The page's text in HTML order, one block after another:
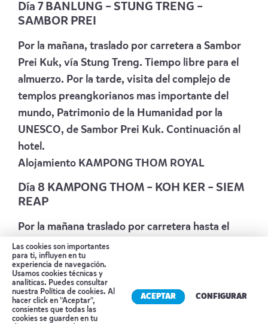
Día 7 BANLUNG – STUNG TRENG –
SAMBOR PREI
Por la mañana, traslado por carretera a Sambor
Prei Kuk, vía Stung Treng. Tiempo libre para el
almuerzo. Por la tarde, visita del complejo de
templos preangkorianos mas importante del
mundo, Patrimonio de la Humanidad por la
UNESCO, de Sambor Prei Kuk. Continuación al
hotel.
Alojamiento KAMPONG THOM ROYAL
Día 8 KAMPONG THOM – KOH KER – SIEM
REAP
Por la mañana traslado por carretera hasta el
área de Koh Ker donde antiguamente había más
de 100 templos cuyas ruinas se encuentran
actualmente totalmente invadidas por la
vegetación. Visita del espectacular templo del
Prasat Pram, del Prasat Krohom, el más
Las cookies son importantes
para ti, influyen en tu
experiencia de navegación.
Usamos cookies técnicas y
analíticas. Puedes consultar
nuestra Política de cookies. Al
hacer click en "Aceptar",
consientes que todas las
cookies se guarden en tu
ACEPTAR CONFIGURAR